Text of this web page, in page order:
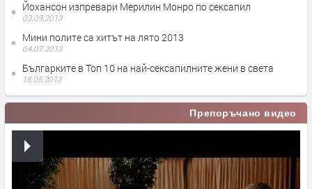
Йохансон изпревари Мерилин Монро по сексапил
03.09.2013
Мини полите са хитът на лято 2013
04.07.2013
Българките в Топ 10 на най-сексапилните жени в света
18.05.2013
Препоръчано видео